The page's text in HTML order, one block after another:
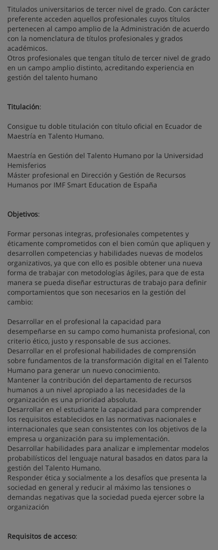
Titulados universitarios de tercer nivel de grado. Con carácter
preferente acceden aquellos profesionales cuyos títulos
pertenecen al campo amplio de la Administración de acuerdo
con la nomenclatura de títulos profesionales y grados
académicos.
Otros profesionales que tengan título de tercer nivel de grado
en un campo amplio distinto, acreditando experiencia en
gestión del talento humano
Titulación:
Consigue tu doble titulación con título oficial en Ecuador de
Maestría en Talento Humano.
Maestría en Gestión del Talento Humano por la Universidad
Hemisferios
Máster profesional en Dirección y Gestión de Recursos
Humanos por IMF Smart Education de España
Objetivos:
Formar personas integras, profesionales competentes y
éticamente comprometidos con el bien común que apliquen y
desarrollen competencias y habilidades nuevas de modelos
organizativos, ya que con ello es posible obtener una nueva
forma de trabajar con metodologías ágiles, para que de esta
manera se pueda diseñar estructuras de trabajo para definir
comportamientos que son necesarios en la gestión del
cambio:
Desarrollar en el profesional la capacidad para
desempeñarse en su campo como humanista profesional, con
criterio ético, justo y responsable de sus acciones.
Desarrollar en el profesional habilidades de comprensión
sobre fundamentos de la transformación digital en el Talento
Humano para generar un nuevo conocimiento.
Mantener la contribución del departamento de recursos
humanos a un nivel apropiado a las necesidades de la
organización es una prioridad absoluta.
Desarrollar en el estudiante la capacidad para comprender
los requisitos establecidos en las normativas nacionales e
internacionales que sean consistentes con los objetivos de la
empresa u organización para su implementación.
Desarrollar habilidades para analizar e implementar modelos
probabilísticos del lenguaje natural basados en datos para la
gestión del Talento Humano.
Responder ética y socialmente a los desafíos que presenta la
sociedad en general y reducir al máximo las tensiones o
demandas negativas que la sociedad pueda ejercer sobre la
organización
Requisitos de acceso: